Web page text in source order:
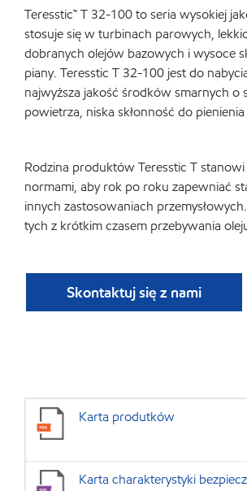
Teresstic™ T 32-100 to seria wysokiej
stosuje się w turbinach parowych,
dobranych olejów bazowych i wysoce
piany. Teresstic T 32-100 jest do
najwyższa jakość środków smarnych o
powietrza, niska skłonność do
Rodzina produktów Teresstic T
normami, aby rok po roku zapewniać
innych zastosowaniach
tych z krótkim czasem przebywania
Skontaktuj się z nami
Karta produtków
Karta charakterystyki